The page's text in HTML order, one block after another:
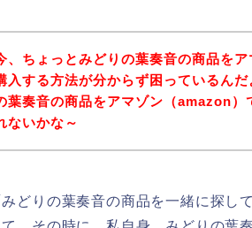
、ちょっとみどりの葉奏音の商品を
入する方法が分からず困っているん
葉奏音の商品をアマゾン（amazon）
ないかな～
どりの葉奏音の商品を一緒に探し